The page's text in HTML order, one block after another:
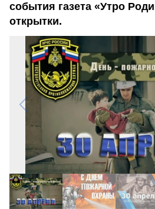
события газета «Утро
открытки.